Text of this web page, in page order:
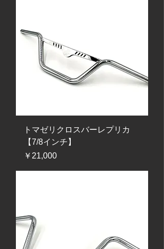
トマゼリクロスバーレプリカ
【7/8インチ】
価格
￥21,000